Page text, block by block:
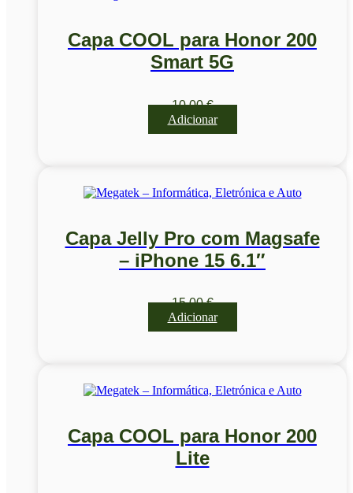
Capa COOL para Honor 200
Smart 5G
10,00€
Adicionar
Capa Jelly Pro com Magsafe
– iPhone 15 6.1″
15,00€
Adicionar
Capa COOL para Honor 200
Lite